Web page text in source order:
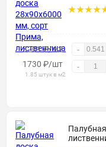
3201 ₽/м2 -
1730 ₽/шт
1.85 штук в м2
-